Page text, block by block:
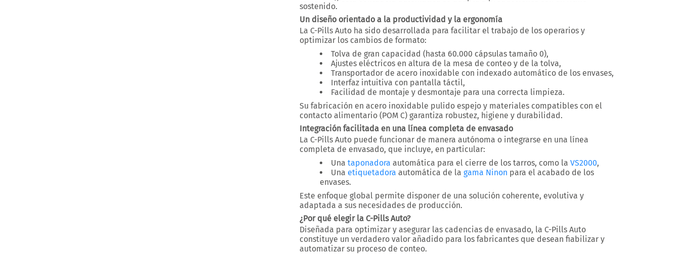
sostenido.
Un diseño orientado a la productividad y la ergonomía
La C-Pills Auto ha sido desarrollada para facilitar el trabajo de los operarios y
optimizar los cambios de formato:
Tolva de gran capacidad (hasta 60.000 cápsulas tamaño 0),
Ajustes eléctricos en altura de la mesa de conteo y de la tolva,
Transportador de acero inoxidable con indexado automático de los envases,
Interfaz intuitiva con pantalla táctil,
Facilidad de montaje y desmontaje para una correcta limpieza.
Su fabricación en acero inoxidable pulido espejo y materiales compatibles con el
contacto alimentario (POM C) garantiza robustez, higiene y durabilidad.
Integración facilitada en una línea completa de envasado
La C-Pills Auto puede funcionar de manera autónoma o integrarse en una línea
completa de envasado, que incluye, en particular:
Una taponadora automática para el cierre de los tarros, como la VS2000,
Una etiquetadora automática de la gama Ninon para el acabado de los
envases.
Este enfoque global permite disponer de una solución coherente, evolutiva y
adaptada a sus necesidades de producción.
¿Por qué elegir la C-Pills Auto?
Diseñada para optimizar y asegurar las cadencias de envasado, la C-Pills Auto
constituye un verdadero valor añadido para los fabricantes que desean fiabilizar y
automatizar su proceso de conteo.